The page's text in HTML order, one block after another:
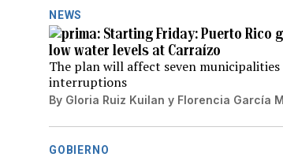
NEWS
Starting Friday: Puerto Rico
low water levels at Carraízo
The plan will affect seven
interruptions
By Gloria Ruiz Kuilan y Florencia García
GOBIERNO